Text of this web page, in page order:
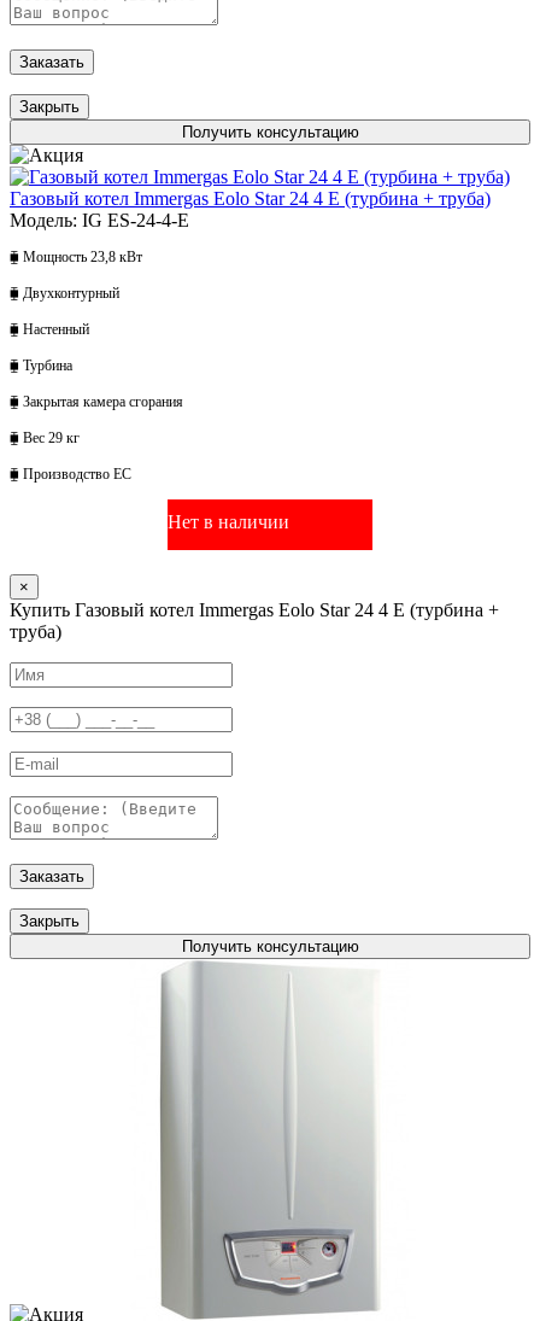
Заказать
Закрыть
Получить консультацию
Газовый котел Immergas Eolo Star 24 4 Е (турбина + труба)
Модель: IG ES-24-4-E
⧯ Мощность 23,8 кВт
⧯ Двухконтурный
⧯ Настенный
⧯ Турбина
⧯ Закрытая камера сгорания
⧯ Вес 29 кг
⧯ Производство ЕС
Нет в наличии
×
Купить Газовый котел Immergas Eolo Star 24 4 Е (турбина +
труба)
Заказать
Закрыть
Получить консультацию